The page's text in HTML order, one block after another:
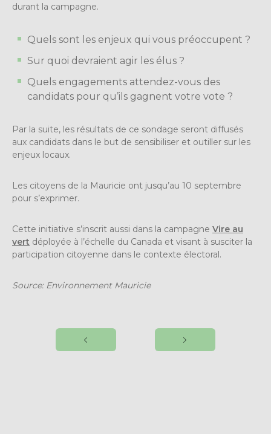
durant la campagne.
Quels sont les enjeux qui vous préoccupent ?
Sur quoi devraient agir les élus ?
Quels engagements attendez-vous des
candidats pour qu’ils gagnent votre vote ?
Par la suite, les résultats de ce sondage seront diffusés
aux candidats dans le but de sensibiliser et outiller sur les
enjeux locaux.
Les citoyens de la Mauricie ont jusqu’au 10 septembre
pour s’exprimer.
Cette initiative s’inscrit aussi dans la campagne Vire au
vert déployée à l’échelle du Canada et visant à susciter la
participation citoyenne dans le contexte électoral.
Source: Environnement Mauricie